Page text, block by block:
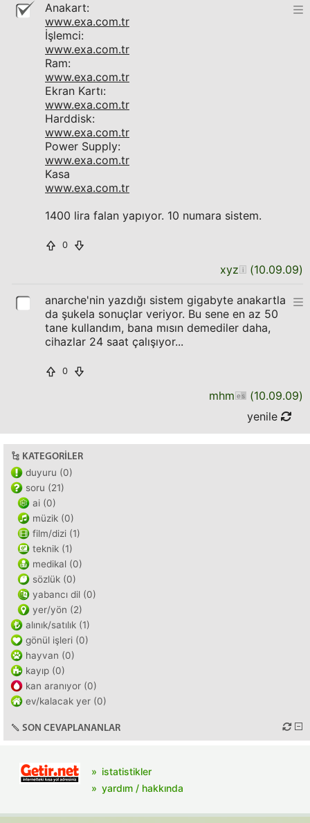
Anakart:
www.exa.com.tr
İşlemci:
www.exa.com.tr
Ram:
www.exa.com.tr
Ekran Kartı:
www.exa.com.tr
Harddisk:
www.exa.com.tr
Power Supply:
www.exa.com.tr
Kasa
www.exa.com.tr
1400 lira falan yapıyor. 10 numara sistem.
0
xyz (10.09.09)
anarche'nin yazdığı sistem gigabyte anakartla
da şukela sonuçlar veriyor. Bu sene en az 50
tane kullandım, bana mısın demediler daha,
cihazlar 24 saat çalışıyor...
0
mhm (10.09.09)
yenile
KATEGORILER
duyuru (0)
soru (21)
ai (0)
müzik (0)
film/dizi (1)
teknik (1)
medikal (0)
sözlük (0)
yabancı dil (0)
yer/yön (2)
alınık/satılık (1)
gönül işleri (0)
hayvan (0)
kayıp (0)
kan aranıyor (0)
ev/kalacak yer (0)
SON CEVAPLANANLAR
istatistikler
yardım / hakkında